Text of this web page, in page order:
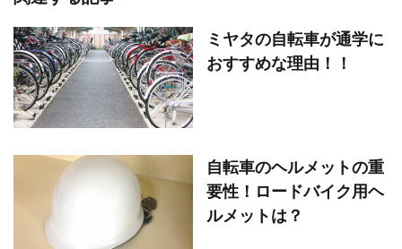
ミヤタの自転車が通学に
おすすめな理由！！
自転車のヘルメットの重
要性！ロードバイク用ヘ
ルメットは？